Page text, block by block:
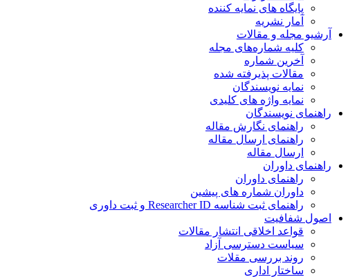
پایگاه های نمایه کننده
آمار نشریه
آرشیو مجله و مقالات
کلیه شماره‌های مجله
آخرین شماره
مقالات پذیرفته شده
نمایه نویسندگان
نمایه واژه های کلیدی
راهنمای نویسندگان
راهنمای نگارش مقاله
راهنمای ارسال مقاله
ارسال مقاله
راهنمای داوران
راهنمای داوران
داوران شماره های پیشین
راهنمای ثبت شناسه Researcher ID و ثبت داوری
اصول شفافیت
قواعد اخلاقی انتشار مقالات
سیاست دسترسی آزاد
روند بررسی مقلات
ساختار اداری